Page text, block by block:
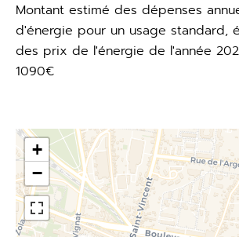
Montant estimé des dépenses
d'énergie pour un usage standard,
des prix de l'énergie de l'année
1090€
+
−